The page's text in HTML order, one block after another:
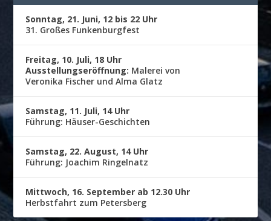
Sonntag, 21. Juni, 12 bis 22 Uhr
31. Großes Funkenburgfest
Freitag, 10. Juli, 18 Uhr
Ausstellungseröffnung: Malerei von
Veronika Fischer und Alma Glatz
Samstag, 11. Juli, 14 Uhr
Führung: Häuser-Geschichten
Samstag, 22. August, 14 Uhr
Führung: Joachim Ringelnatz
Mittwoch, 16. September ab 12.30 Uhr
Herbstfahrt zum Petersberg